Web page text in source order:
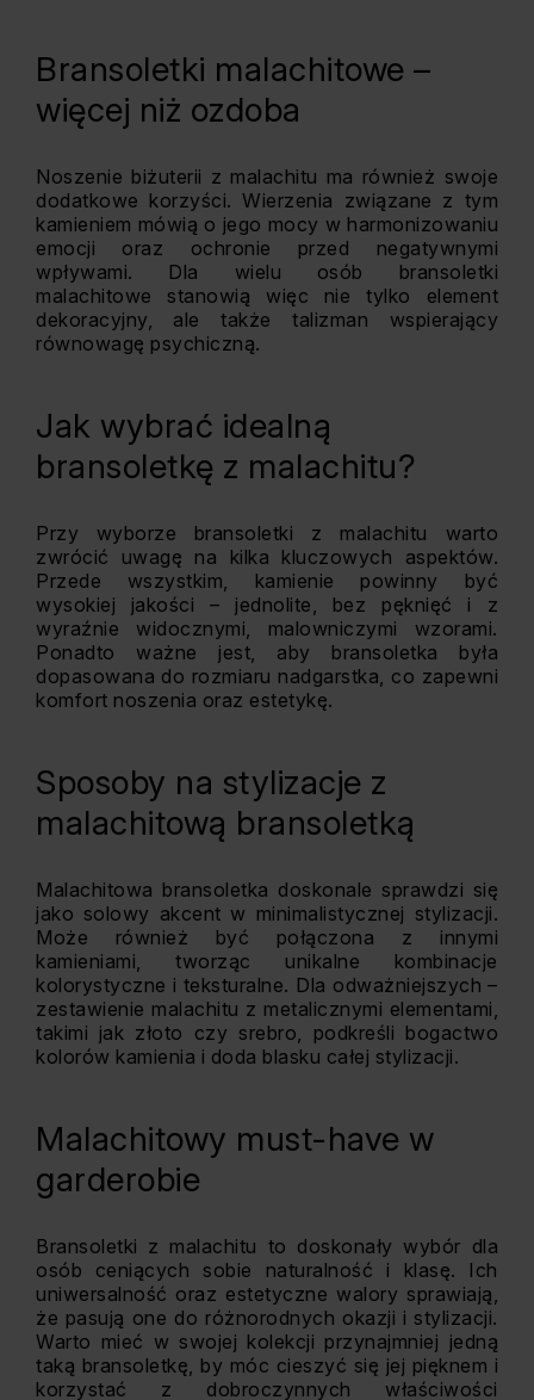
Bransoletki malachitowe –
więcej niż ozdoba
Noszenie biżuterii z malachitu ma również swoje
dodatkowe korzyści. Wierzenia związane z tym
kamieniem mówią o jego mocy w harmonizowaniu
emocji oraz ochronie przed negatywnymi
wpływami. Dla wielu osób bransoletki
malachitowe stanowią więc nie tylko element
dekoracyjny, ale także talizman wspierający
równowagę psychiczną.
Jak wybrać idealną
bransoletkę z malachitu?
Przy wyborze bransoletki z malachitu warto
zwrócić uwagę na kilka kluczowych aspektów.
Przede wszystkim, kamienie powinny być
wysokiej jakości – jednolite, bez pęknięć i z
wyraźnie widocznymi, malowniczymi wzorami.
Ponadto ważne jest, aby bransoletka była
dopasowana do rozmiaru nadgarstka, co zapewni
komfort noszenia oraz estetykę.
Sposoby na stylizacje z
malachitową bransoletką
Malachitowa bransoletka doskonale sprawdzi się
jako solowy akcent w minimalistycznej stylizacji.
Może również być połączona z innymi
kamieniami, tworząc unikalne kombinacje
kolorystyczne i teksturalne. Dla odważniejszych –
zestawienie malachitu z metalicznymi elementami,
takimi jak złoto czy srebro, podkreśli bogactwo
kolorów kamienia i doda blasku całej stylizacji.
Malachitowy must-have w
garderobie
Bransoletki z malachitu to doskonały wybór dla
osób ceniących sobie naturalność i klasę. Ich
uniwersalność oraz estetyczne walory sprawiają,
że pasują one do różnorodnych okazji i stylizacji.
Warto mieć w swojej kolekcji przynajmniej jedną
taką bransoletkę, by móc cieszyć się jej pięknem i
korzystać z dobroczynnych właściwości